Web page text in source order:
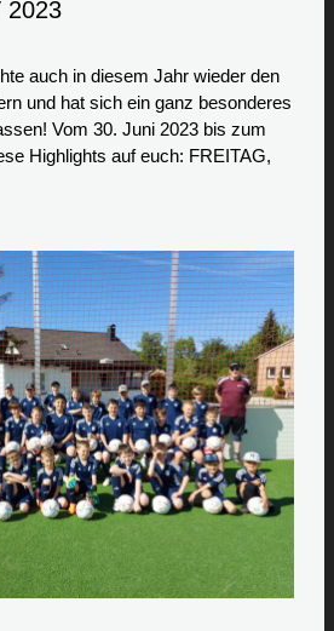
2023
auch in diesem Jahr wieder den
und hat sich ein ganz besonderes
Vom 30. Juni 2023 bis zum
Highlights auf euch: FREITAG,